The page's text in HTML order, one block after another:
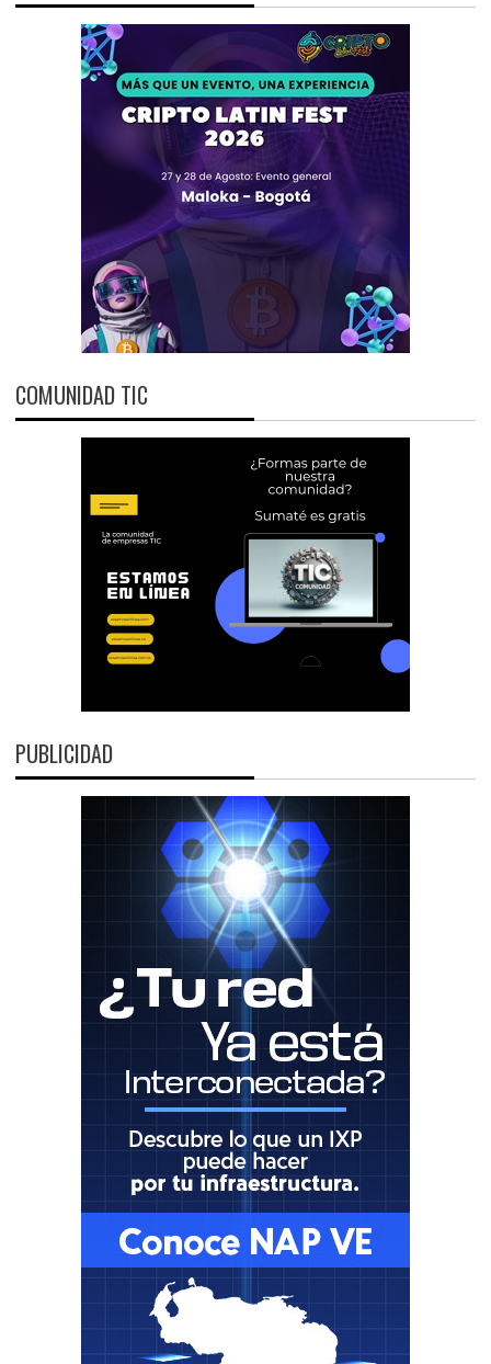
COMUNIDAD TIC
PUBLICIDAD